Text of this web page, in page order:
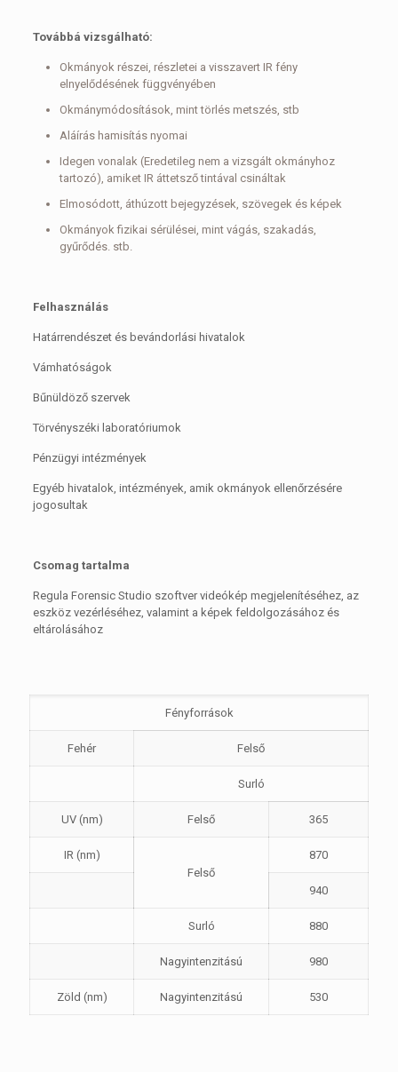
Továbbá vizsgálható:
Okmányok részei, részletei a visszavert IR fény
elnyelődésének függvényében
Okmánymódosítások, mint törlés metszés, stb
Aláírás hamisítás nyomai
Idegen vonalak (Eredetileg nem a vizsgált okmányhoz
tartozó), amiket IR áttetsző tintával csináltak
Elmosódott, áthúzott bejegyzések, szövegek és képek
Okmányok fizikai sérülései, mint vágás, szakadás,
gyűrődés. stb.
Felhasználás
Határrendészet és bevándorlási hivatalok
Vámhatóságok
Bűnüldöző szervek
Törvényszéki laboratóriumok
Pénzügyi intézmények
Egyéb hivatalok, intézmények, amik okmányok ellenőrzésére
jogosultak
Csomag tartalma
Regula Forensic Studio szoftver videókép megjelenítéséhez, az
eszköz vezérléséhez, valamint a képek feldolgozásához és
eltárolásához
Fényforrások
Fehér Felső
Surló
UV (nm) Felső 365
IR (nm)
Felső
870
940
Surló 880
Nagyintenzitású 980
Zöld (nm) Nagyintenzitású 530